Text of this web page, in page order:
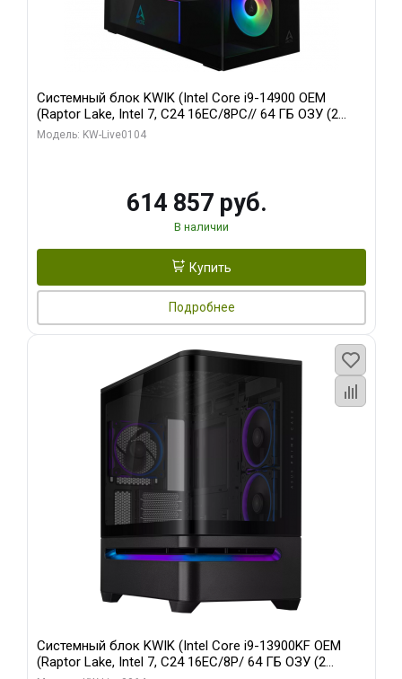
Системный блок KWIK (Intel Core i9-14900 OEM
(Raptor Lake, Intel 7, C24 16EC/8PC// 64 ГБ ОЗУ (2
модуля)/ Afox RTX4090 24GB GDDR6X 384-Bit 3xDP
Модель: KW-Live0104
614 857 руб.
В наличии
Купить
Подробнее
Системный блок KWIK (Intel Core i9-13900KF OEM
(Raptor Lake, Intel 7, C24 16EC/8P/ 64 ГБ ОЗУ (2